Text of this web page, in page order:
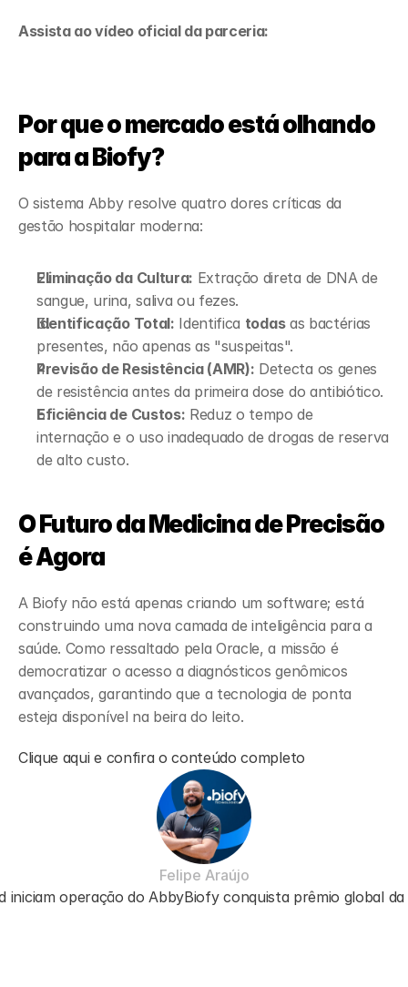
Assista ao vídeo oficial da parceria:
Por que o mercado está olhando
para a Biofy?
O sistema Abby resolve quatro dores críticas da
gestão hospitalar moderna:
Eliminação da Cultura: Extração direta de DNA de
sangue, urina, saliva ou fezes.
Identificação Total: Identifica todas as bactérias
presentes, não apenas as "suspeitas".
Previsão de Resistência (AMR): Detecta os genes
de resistência antes da primeira dose do antibiótico.
Eficiência de Custos: Reduz o tempo de
internação e o uso inadequado de drogas de reserva
de alto custo.
O Futuro da Medicina de Precisão
é Agora
A Biofy não está apenas criando um software; está
construindo uma nova camada de inteligência para a
saúde. Como ressaltado pela Oracle, a missão é
democratizar o acesso a diagnósticos genômicos
avançados, garantindo que a tecnologia de ponta
esteja disponível na beira do leito.
Clique aqui e confira o conteúdo completo
Felipe Araújo
iniciam operação do AbbyBiofy conquista prêmio global da